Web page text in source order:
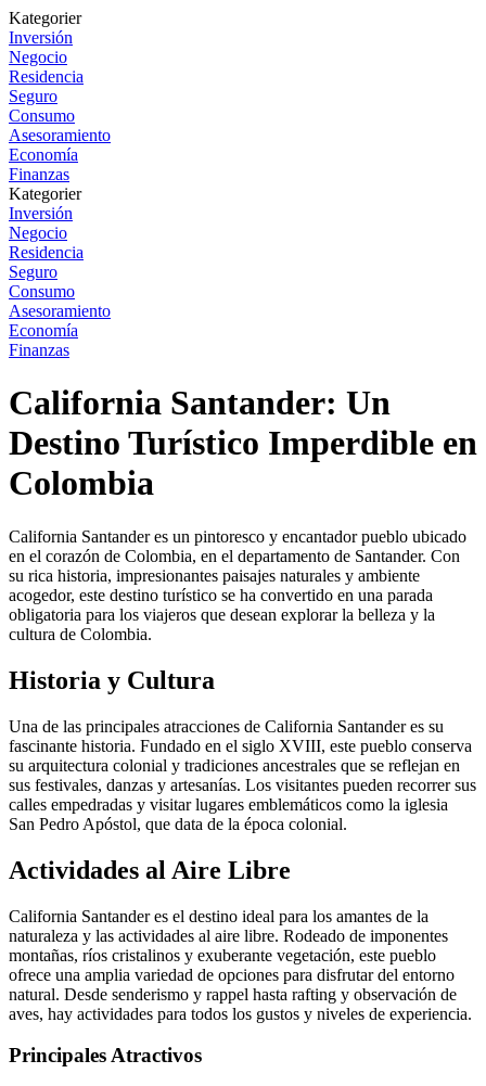
Kategorier
Inversión
Negocio
Residencia
Seguro
Consumo
Asesoramiento
Economía
Finanzas
Kategorier
Inversión
Negocio
Residencia
Seguro
Consumo
Asesoramiento
Economía
Finanzas
California Santander: Un
Destino Turístico Imperdible en
Colombia
California Santander es un pintoresco y encantador pueblo ubicado
en el corazón de Colombia, en el departamento de Santander. Con
su rica historia, impresionantes paisajes naturales y ambiente
acogedor, este destino turístico se ha convertido en una parada
obligatoria para los viajeros que desean explorar la belleza y la
cultura de Colombia.
Historia y Cultura
Una de las principales atracciones de California Santander es su
fascinante historia. Fundado en el siglo XVIII, este pueblo conserva
su arquitectura colonial y tradiciones ancestrales que se reflejan en
sus festivales, danzas y artesanías. Los visitantes pueden recorrer sus
calles empedradas y visitar lugares emblemáticos como la iglesia
San Pedro Apóstol, que data de la época colonial.
Actividades al Aire Libre
California Santander es el destino ideal para los amantes de la
naturaleza y las actividades al aire libre. Rodeado de imponentes
montañas, ríos cristalinos y exuberante vegetación, este pueblo
ofrece una amplia variedad de opciones para disfrutar del entorno
natural. Desde senderismo y rappel hasta rafting y observación de
aves, hay actividades para todos los gustos y niveles de experiencia.
Principales Atractivos